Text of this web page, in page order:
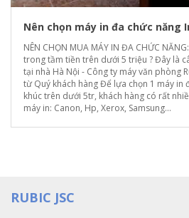
Nên chọn máy in đa chức năng
NÊN CHỌN MUA MÁY IN ĐA CHỨC
trong tầm tiền trên dưới 5 triệu ? Đây là
tại nhà Hà Nội - Công ty máy văn phòng
từ Quý khách hàng Để lựa chọn 1 máy in
khúc trên dưới 5tr, khách hàng có rất
máy in: Canon, Hp, Xerox, Samsung...
RUBIC JSC